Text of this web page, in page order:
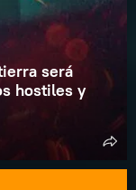
será
hostiles y